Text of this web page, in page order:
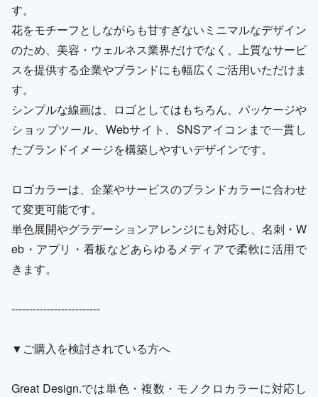
す。
花をモチーフとしながらも甘すぎないミニマルなデザイン
のため、美容・ウェルネス業界だけでなく、上質なサービ
スを提供する企業やブランドにも幅広くご活用いただけま
す。
シンプルな線画は、ロゴとしてはもちろん、パッケージや
ショップツール、Webサイト、SNSアイコンまで一貫し
たブランドイメージを構築しやすいデザインです。
ロゴカラーは、企業やサービスのブランドカラーに合わせ
て変更可能です。
単色展開やグラデーションアレンジにも対応し、名刺・W
eb・アプリ・看板などあらゆるメディアで柔軟に活用で
きます。
-------------------------
▼ご購入を検討されている方へ
Great Design.では単色・複数・モノクロカラーに対応し